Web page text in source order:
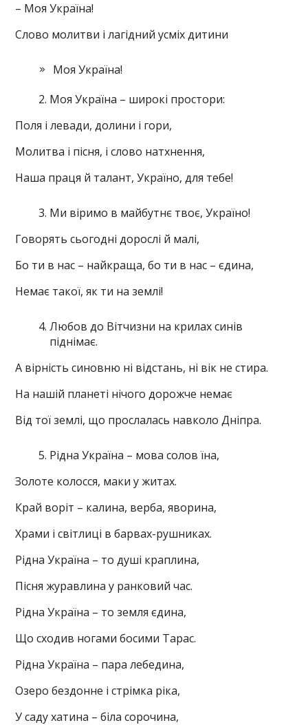
– Моя Україна!
Слово молитви і лагідний усміх дитини
Моя Україна!
Моя Україна – широкі простори:
Поля і левади, долини і гори,
Молитва і пісня, і слово натхнення,
Наша праця й талант, Україно, для тебе!
Ми віримо в майбутнє твоє, Україно!
Говорять сьогодні дорослі й малі,
Бо ти в нас – найкраща, бо ти в нас – єдина,
Немає такої, як ти на землі!
Любов до Вітчизни на крилах синів
піднімає.
А вірність синовню ні відстань, ні вік не стира.
На нашій планеті нічого дорожче немає
Від тої землі, що прослалась навколо Дніпра.
Рідна Україна – мова солов їна,
Золоте колосся, маки у житах.
Край воріт – калина, верба, яворина,
Храми і світлиці в барвах-рушниках.
Рідна Україна – то душі краплина,
Пісня журавлина у ранковий час.
Рідна Україна – то земля єдина,
Що сходив ногами босими Тарас.
Рідна Україна – пара лебедина,
Озеро бездонне і стрімка ріка,
У саду хатина – біла сорочина,